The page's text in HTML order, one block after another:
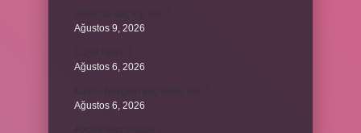
Ağustos 9, 2026
Ağustos 6, 2026
Ağustos 6, 2026